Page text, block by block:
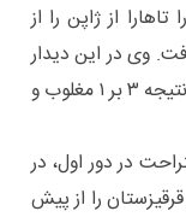
فنی سورا تاهارا از ژاپن را از
وی در این دیدار
مقابل نورسلیم اوسکونبایف از قرقیزستان با نتیجه ۳ بر ۱ مغلوب و
در دور اول، در
از قرقیزستان را از پیش